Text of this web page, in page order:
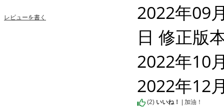
レビューを書く
2022年09
日 修正版
2022年10
2022年12
(2) いいね！ | 加油！